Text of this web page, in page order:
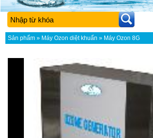
Sản phẩm » Máy Ozon diệt khuẩn » Máy Ozon 8G